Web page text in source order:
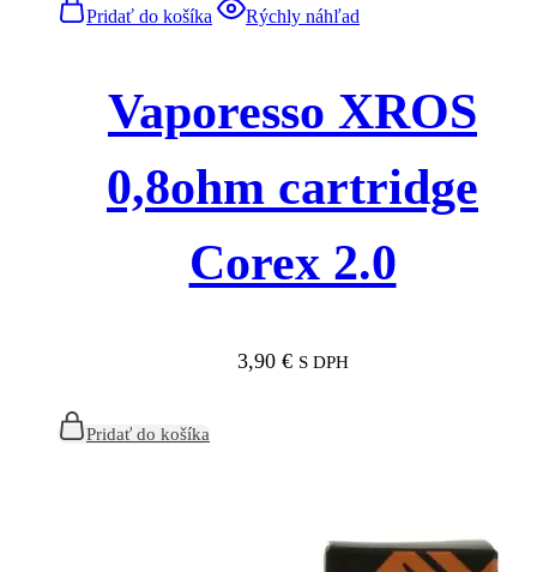
Pridať do košíka Rýchly náhľad
Vaporesso XROS
0,8ohm cartridge
Corex 2.0
3,90 € S DPH
Pridať do košíka